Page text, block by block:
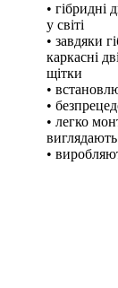
• гібридні
у світі
• завдяки
каркасні
щітки
•
•
• легко
•